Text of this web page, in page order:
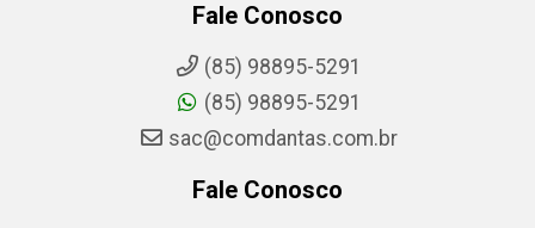
Fale Conosco
(85) 98895-5291
(85) 98895-5291
sac@comdantas.com.br
Fale Conosco